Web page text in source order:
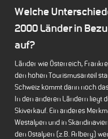
Welche
2000 Länder in
auf?
Länder wie Österreich,
den hohen Tourismusanteil
Schweiz kommt dann noch
In den anderen Ländern liegt
Skiverkauf. Ein anderes
Westalpen und in
den Ostalpen (z.B. Arlberg)